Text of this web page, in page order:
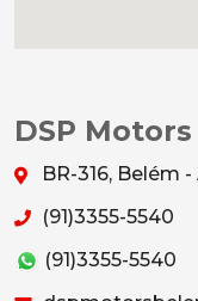
DSP Motors
BR-316, Belém
(91)3355-5540
(91)3355-5540